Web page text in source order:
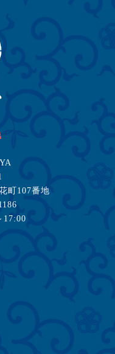
町107番地
17:00